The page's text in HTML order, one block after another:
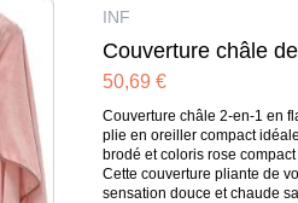
INF
Couverture châle
Flanelle polyester
Oreiller avec logo
50,69 €
Couverture châle 2-en-1 en
plie en oreiller compact
brodé et coloris rose
Cette couverture pliante de
sensation douce et chaude